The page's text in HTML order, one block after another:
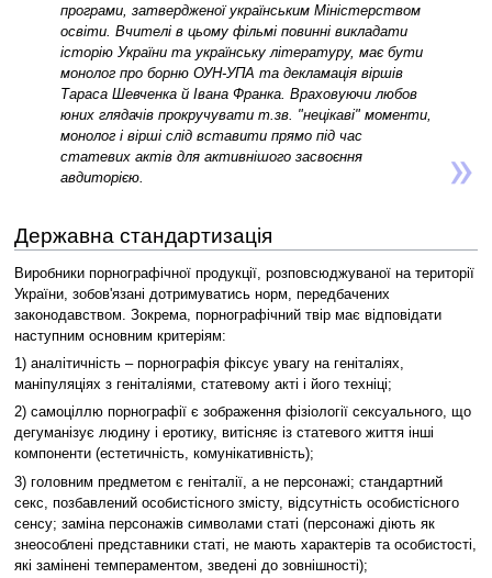
програми, затвердженої українським Міністерством
освіти. Вчителі в цьому фільмі повинні викладати
історію України та українську літературу, має бути
монолог про борню ОУН-УПА та декламація віршів
Тараса Шевченка й Івана Франка. Враховуючи любов
юних глядачів прокручувати т.зв. "нецікаві" моменти,
монолог і вірші слід вставити прямо під час
статевих актів для активнішого засвоєння
авдиторією.
Державна стандартизація
Виробники порнографічної продукції, розповсюджуваної на території
України, зобов'язані дотримуватись норм, передбачених
законодавством. Зокрема, порнографічний твір має відповідати
наступним основним критеріям:
1) аналітичність – порнографія фіксує увагу на геніталіях,
маніпуляціях з геніталіями, статевому акті і його техніці;
2) самоціллю порнографії є зображення фізіології сексуального, що
дегуманізує людину і еротику, витісняє із статевого життя інші
компоненти (естетичність, комунікативність);
3) головним предметом є геніталії, а не персонажі; стандартний
секс, позбавлений особистісного змісту, відсутність особистісного
сенсу; заміна персонажів символами статі (персонажі діють як
знеособлені представники статі, не мають характерів та особистості,
які замінені темпераментом, зведені до зовнішності);